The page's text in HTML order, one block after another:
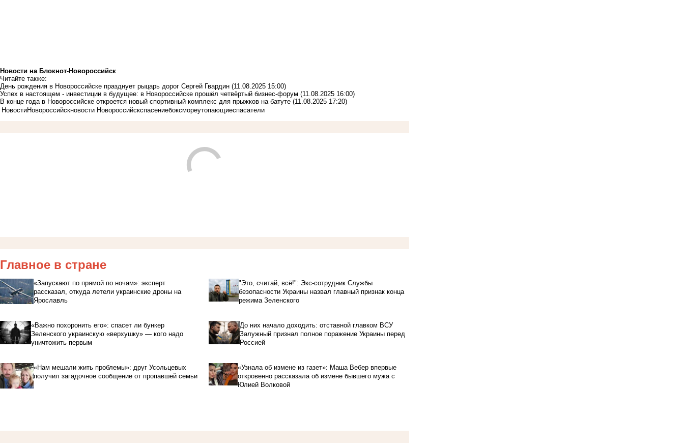
Новости на Блoкнoт-Новороссийск
Читайте также:
День рождения в Новороссийске празднует рыцарь дорог Сергей Гвардин (11.08.2025 15:00)
Успех в настоящем - инвестиции в будущее: в Новороссийске прошёл четвёртый бизнес-форум (11.08.2025 16:00)
В конце года в Новороссийске откроется новый спортивный комплекс для прыжков на батуте (11.08.2025 17:20)
НовостиНовороссийскновости Новороссийскспасениебоксмореутопающиеспасатели
Главное в стране
«Запускают по прямой по ночам»: эксперт
рассказал, откуда летели украинские дроны на
Ярославль
"Это, считай, всё!": Экс-сотрудник Службы
безопасности Украины назвал главный признак конца
режима Зеленского
«Важно похоронить его»: спасет ли бункер
Зеленского украинскую «верхушку» — кого надо
уничтожить первым
До них начало доходить: отставной главком ВСУ
Залужный признал полное поражение Украины перед
Россией
«Нам мешали жить проблемы»: друг Усольцевых
получил загадочное сообщение от пропавшей семьи
«Узнала об измене из газет»: Маша Вебер впервые
откровенно рассказала об измене бывшего мужа с
Юлией Волковой